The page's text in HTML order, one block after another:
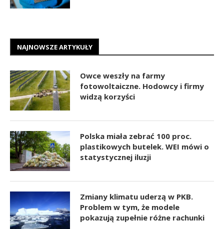
NAJNOWSZE ARTYKUŁY
Owce weszły na farmy
fotowoltaiczne. Hodowcy i firmy
widzą korzyści
Polska miała zebrać 100 proc.
plastikowych butelek. WEI mówi o
statystycznej iluzji
Zmiany klimatu uderzą w PKB.
Problem w tym, że modele
pokazują zupełnie różne rachunki